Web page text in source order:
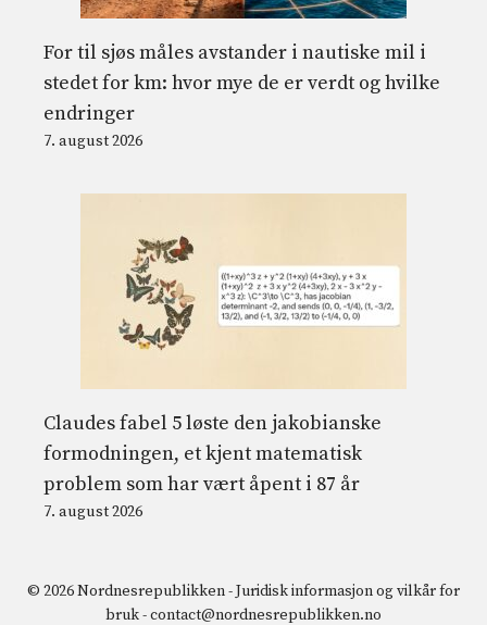
For til sjøs måles avstander i nautiske mil i
stedet for km: hvor mye de er verdt og hvilke
endringer
7. august 2026
Claudes fabel 5 løste den jakobianske
formodningen, et kjent matematisk
problem som har vært åpent i 87 år
7. august 2026
© 2026 Nordnesrepublikken -Juridisk informasjon og vilkår for
bruk-contact@nordnesrepublikken.no